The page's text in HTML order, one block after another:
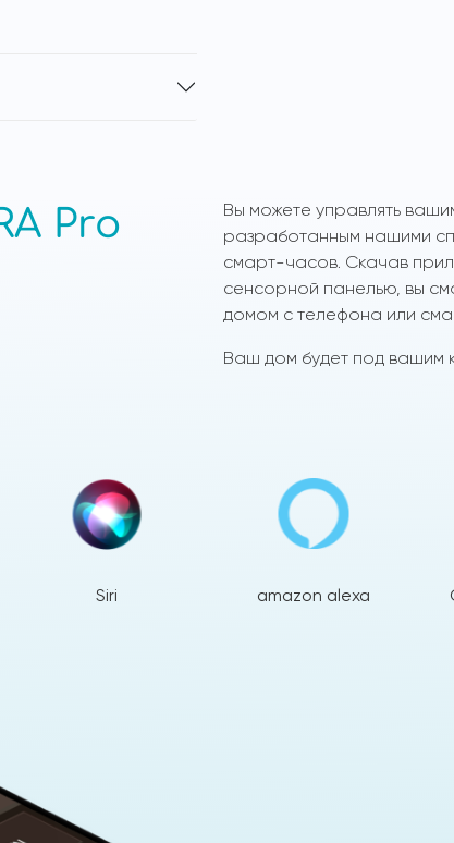
Pro
Вы можете управлять
разработанным нашими
смарт-часов. Скачав
сенсорной панелью, вы
домом с телефона или
Ваш дом будет под вашим
Siri amazon alexa